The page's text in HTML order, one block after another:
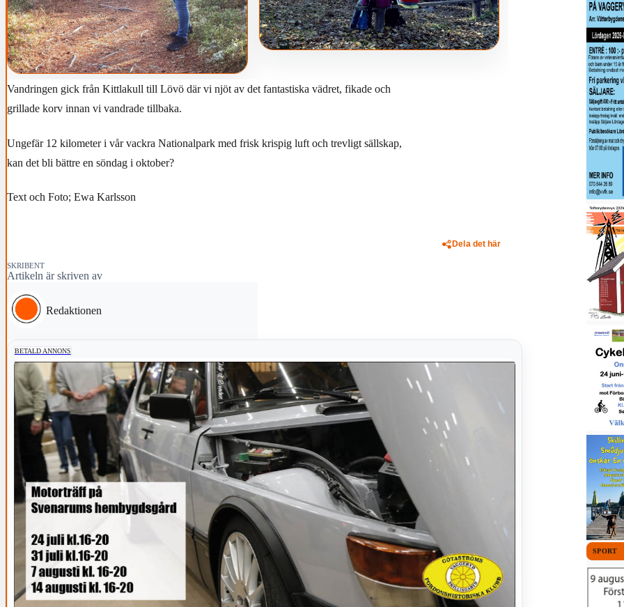
Vandringen gick från Kittlakull till Lövö där vi njöt av det fantastiska vädret, fikade och
grillade korv innan vi vandrade tillbaka.
Ungefär 12 kilometer i vår vackra Nationalpark med frisk krispig luft och trevligt sällskap,
kan det bli bättre en söndag i oktober?
Text och Foto; Ewa Karlsson
Dela det här
SKRIBENT
Artikeln är skriven av
Redaktionen
BETALD ANNONS
SPORT